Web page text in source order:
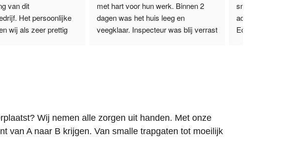
van dit
Het persoonlijke
wij als zeer prettig
De communicatie
lijntjes waren kort.
wij de
De planning kon
met hart voor hun werk. Binnen 2
dagen was het huis leeg en
veegklaar. Inspecteur was blij verrast
snel
achtergelaten.
Echte
Wij nemen alle zorgen uit handen. Met onze
van A naar B krijgen. Van smalle trapgaten tot moeilijk